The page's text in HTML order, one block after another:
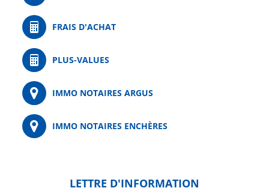
FRAIS D'ACHAT
PLUS-VALUES
IMMO NOTAIRES ARGUS
IMMO NOTAIRES ENCHÈRES
LETTRE D'INFORMATION